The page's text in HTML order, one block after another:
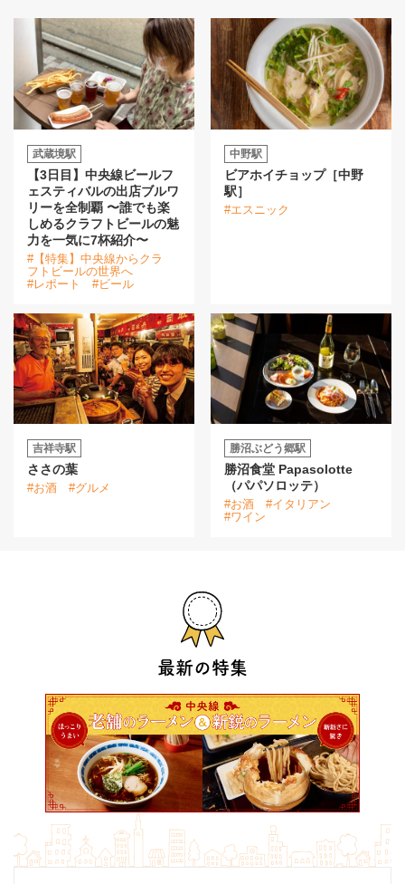
最新の特集
武蔵境駅
【3日目】中央線ビールフ
ェスティバルの出店ブルワ
リーを全制覇 〜誰でも楽
しめるクラフトビールの魅
力を一気に7杯紹介〜
#【特集】中央線からクラ
フトビールの世界へ
#レポート
#ビール
中野駅
ビアホイチョップ［中野
駅］
#エスニック
吉祥寺駅
ささの葉
#お酒 #グルメ
勝沼ぶどう郷駅
勝沼食堂 Papasolotte
（パパソロッテ）
#お酒
#イタリアン
#ワイン